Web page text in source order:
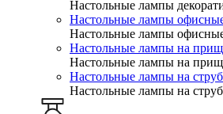
Настольные лампы
Настольные лампы
Настольные лампы
Настольные лампы на
Настольные лампы на
Настольные лампы на
Настольные лампы на